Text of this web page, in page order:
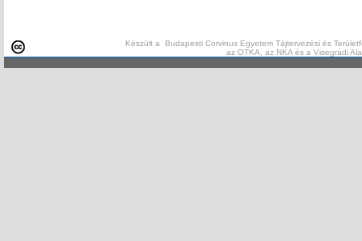
Készült a Budapesti Corvinus Egyetem Tájtervezési és
az OTKA, az NKA és a Visegrádi